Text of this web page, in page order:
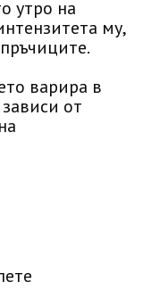
утро на
му,
варира в
от